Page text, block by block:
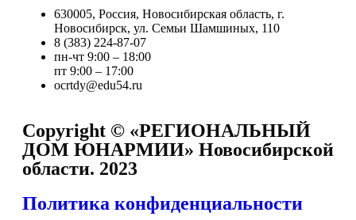
630005, Россия, Новосибирская область, г.
Новосибирск, ул. Семьи Шамшиных, 110
8 (383) 224-87-07
пн-чт 9:00 – 18:00
пт 9:00 – 17:00
ocrtdy@edu54.ru
Copyright © «РЕГИОНАЛЬНЫЙ
ДОМ ЮНАРМИИ» Новосибирской
области. 2023
Политика конфиденциальности